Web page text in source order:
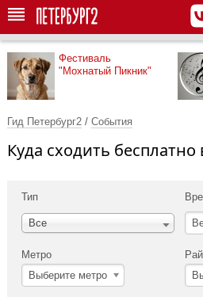
Фестиваль
"Мохнатый Пикник"
Гид Петербург2 / События
Куда сходить
Тип
Все
Метро
Выберите метро